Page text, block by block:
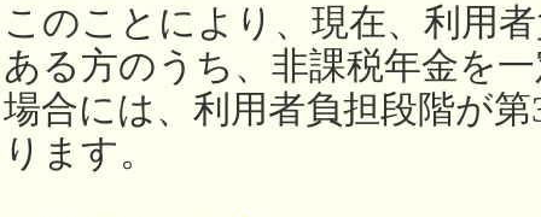
このことにより、現在、利用
ある方のうち、非課税年金を
場合には、利用者負担段階が
ります。